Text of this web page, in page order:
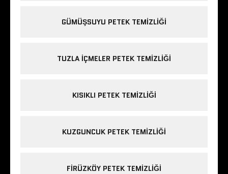
GÜMÜŞSUYU PETEK TEMIZLIĞI
TUZLA IÇMELER PETEK TEMIZLIĞI
KISIKLI PETEK TEMIZLIĞI
KUZGUNCUK PETEK TEMIZLIĞI
FIRÜZKÖY PETEK TEMIZLIĞI